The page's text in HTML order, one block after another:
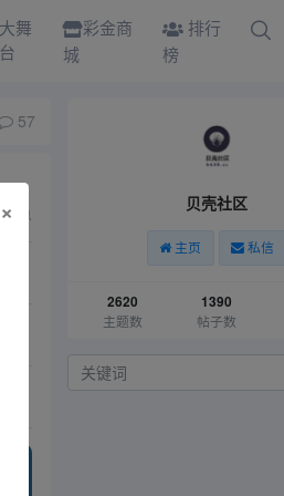
舞
彩金商
城
排行
榜
57
息 贝壳社区
主页 私信
2620
主题数
1390
帖子数
×